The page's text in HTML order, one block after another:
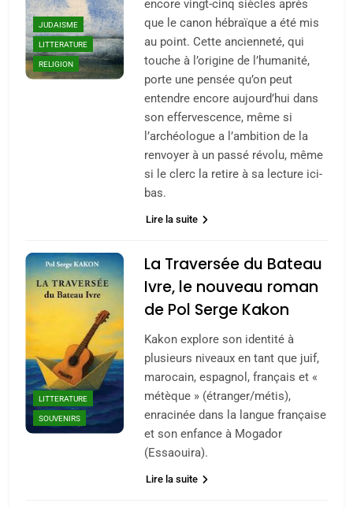
JUDAISME
LITTERATURE
RELIGION
encore vingt-cinq siècles après
que le canon hébraïque a été mis
au point. Cette ancienneté, qui
touche à l’origine de l’humanité,
porte une pensée qu’on peut
entendre encore aujourd’hui dans
son effervescence, même si
l’archéologue a l’ambition de la
renvoyer à un passé révolu, même
si le clerc la retire à sa lecture ici-
bas.
Lire la suite
LITTERATURE
SOUVENIRS
La Traversée du Bateau
Ivre, le nouveau roman
de Pol Serge Kakon
Kakon explore son identité à
plusieurs niveaux en tant que juif,
marocain, espagnol, français et «
métèque » (étranger/métis),
enracinée dans la langue française
et son enfance à Mogador
(Essaouira).
Lire la suite
2025, l’année la plus